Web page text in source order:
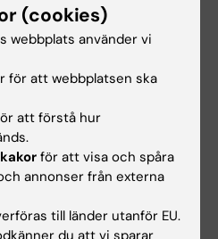
Men vilka utmaningar får
vardag? Hur kan ett
Det är ju lite mera av
för det är lite grann
nämnaren för
för forskningsmässigt.
de här? Vi hittar olika
(cookies)
webbplats använder vi
för att webbplatsen ska
att förstå hur
för att visa och spåra
annonser från externa
till länder utanför EU.
du att vi sparar